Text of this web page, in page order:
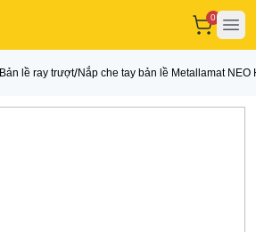
0
Bản lề ray trượt/Nắp che tay bản lề Metallamat NEO